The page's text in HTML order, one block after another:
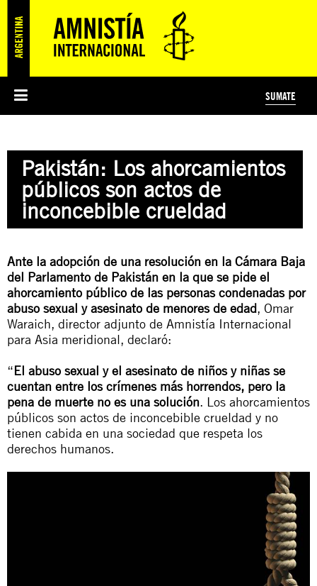
PREGUNTAS FRECUENTES
ÁREAS TEMÁTICAS
JUSTICIA INTERNACIONAL
EDUCACIÓN EN DERECHOS HUMANOS Y JÓVENES
PRENSA
SUSCRIBITE
SUMATE
PREGUNTAS FRECUENTES
Pakistán: Los ahorcamientos
públicos son actos de
inconcebible crueldad
Ante la adopción de una resolución en la Cámara Baja
del Parlamento de Pakistán en la que se pide el
ahorcamiento público de las personas condenadas por
abuso sexual y asesinato de menores de edad, Omar
Waraich, director adjunto de Amnistía Internacional
para Asia meridional, declaró:
“El abuso sexual y el asesinato de niños y niñas se
cuentan entre los crímenes más horrendos, pero la
pena de muerte no es una solución. Los ahorcamientos
públicos son actos de inconcebible crueldad y no
tienen cabida en una sociedad que respeta los
derechos humanos.